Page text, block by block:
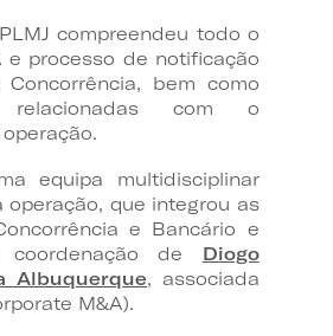
compreendeu todo o
e processo de notificação
bem como
com o
equipa multidisciplinar
operação, que integrou as
e Bancário e
coordenação de Diogo
Albuquerque, associada
M&A).